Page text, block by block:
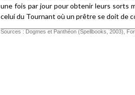
une fois par jour pour obtenir leurs sorts
celui du Tournant où un prêtre se doit de
Sources : Dogmes et Panthéon (Spellbooks, 2003),